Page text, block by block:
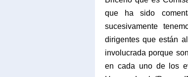
que ha sido
sucesivamente
dirigentes que están
involucrada porque
en cada uno de los